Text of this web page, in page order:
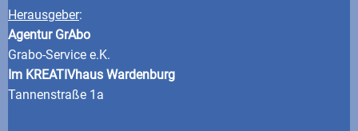
Herausgeber:
Agentur GrAbo
Grabo-Service e.K.
Im KREATIVhaus Wardenburg
Tannenstraße 1a